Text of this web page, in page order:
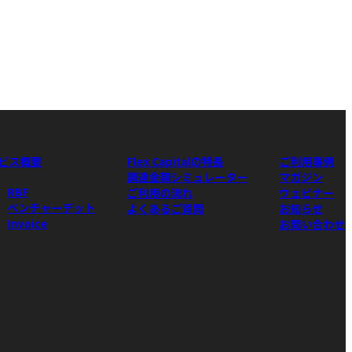
ス概要
RBF
ベンチャーデット
Invoice
Flex Capitalの特長
調達金額シミュレーター
ご利用の流れ
よくあるご質問
ご利用事例
マガジン
ウェビナー
お知らせ
お問い合わせ